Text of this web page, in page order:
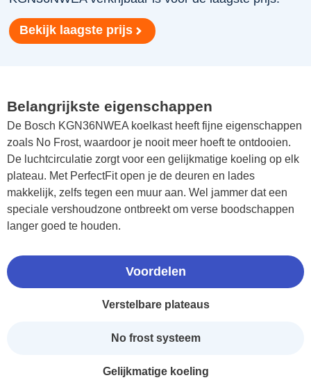
Bekijk laagste prijs
Belangrijkste eigenschappen
De Bosch KGN36NWEA koelkast heeft fijne eigenschappen
zoals No Frost, waardoor je nooit meer hoeft te ontdooien.
De luchtcirculatie zorgt voor een gelijkmatige koeling op elk
plateau. Met PerfectFit open je de deuren en lades
makkelijk, zelfs tegen een muur aan. Wel jammer dat een
speciale vershoudzone ontbreekt om verse boodschappen
langer goed te houden.
Voordelen
Verstelbare plateaus
No frost systeem
Gelijkmatige koeling